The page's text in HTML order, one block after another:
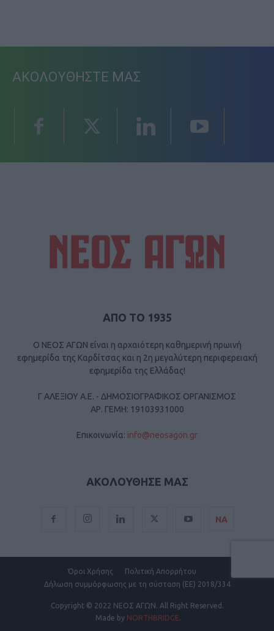
ΑΚΟΛΟΥΘΗΣΤΕ ΜΑΣ
ΑΠΟ ΤΟ 1935
Ο ΝΕΟΣ ΑΓΩΝ είναι η αρχαιότερη καθημερινή πρωινή
εφημερίδα της Καρδίτσας και η 2η μεγαλύτερη περιφερειακή
εφημερίδα της Ελλάδας!
Γ ΑΛΕΞΙΟΥ Α.Ε. - ΔΗΜΟΣΙΟΓΡΑΦΙΚΟΣ ΟΡΓΑΝΙΣΜΟΣ
ΑΡ. ΓΕΜΗ: 19103931000
Επικοινωνία: info@neosagon.gr
ΑΚΟΛΟΥΘΗΣΕ ΜΑΣ
ΝΑ
Όροι Χρήσης
Πολιτική Απορρήτου
Δήλωση συμμόρφωσης με τη σύσταση (ΕΕ) 2018/334
Copyright © 2022 ΝΕΟΣ ΑΓΩΝ. All Right Reserved.
Made by NORTHBRIDGE.